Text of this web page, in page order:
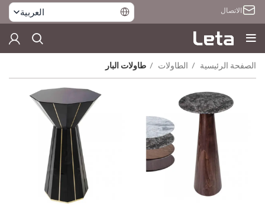
الاتصال العربية
الصفحة الرئيسية الطاولات طاولات البار